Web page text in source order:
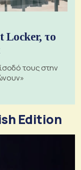
Locker, το
τους στην
Edition